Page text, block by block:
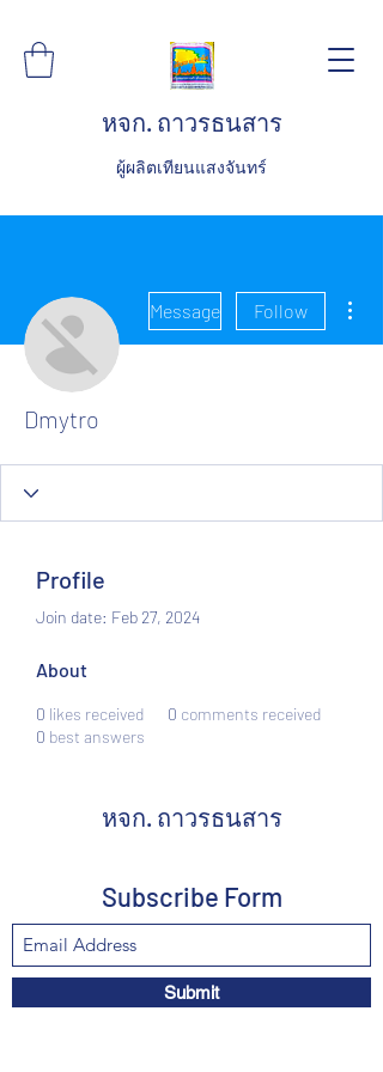
หจก. ถาวรธนสาร
ผู้ผลิตเทียนแสงจันทร์
Message Follow
Dmytro
Profile
Join date: Feb 27, 2024
About
0 likes received 0 comments received
0 best answers
หจก. ถาวรธนสาร
Subscribe Form
Submit